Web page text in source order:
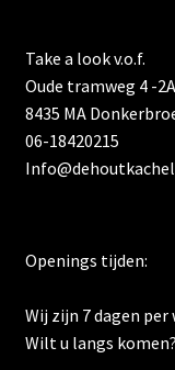
Take a look v.o.f.
Oude tramweg 4 -2A
8435 MA
06-18420215
Openings tijden:
Wij zijn 7 dagen per
Wilt u langs